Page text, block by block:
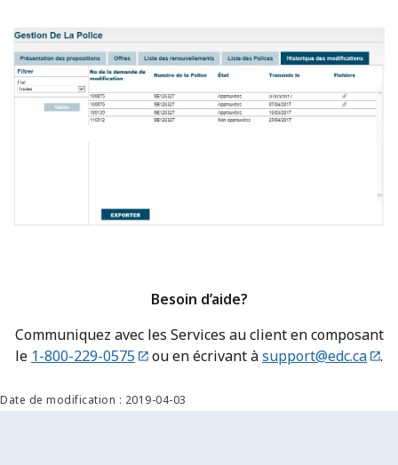
Besoin d’aide?
Communiquez avec les Services au client en composant
le 1-800-229-0575 ou en écrivant àsupport@edc.ca .
Date de modification : 2019-04-03